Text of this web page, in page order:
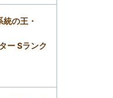
統の王・
ー Sランク